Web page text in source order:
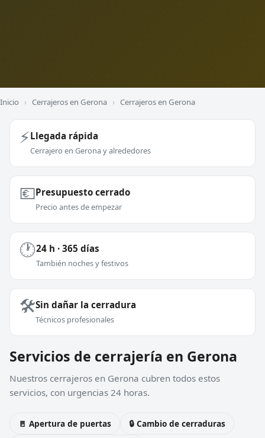
Inicio › Cerrajeros en Gerona › Cerrajeros en Gerona
⚡Llegada rápida
Cerrajero en Gerona y alrededores
💶Presupuesto cerrado
Precio antes de empezar
🕐24 h · 365 días
También noches y festivos
🛠️Sin dañar la cerradura
Técnicos profesionales
Servicios de cerrajería en Gerona
Nuestros cerrajeros en Gerona cubren todos estos
servicios, con urgencias 24 horas.
🚪 Apertura de puertas
🔒 Cambio de cerraduras